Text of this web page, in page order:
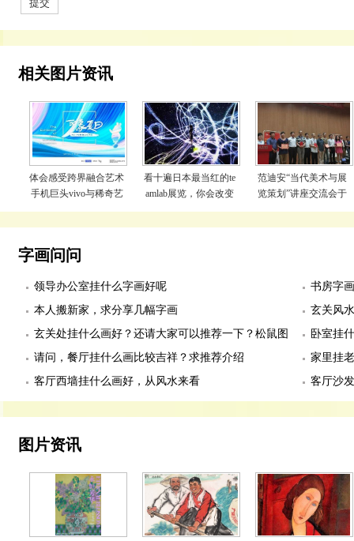
相关图片资讯
体会感受跨界融合艺术
手机巨头vivo与稀奇艺
看十遍日本最当红的te
amlab展览，你会改变
范迪安“当代美术与展
览策划”讲座交流会于
字画问问
领导办公室挂什么字画好呢
书房字
本人搬新家，求分享几幅字画
玄关风
玄关处挂什么画好？还请大家可以推荐一下？松鼠图
适合么？
卧室挂
幅
请问，餐厅挂什么画比较吉祥？求推荐介绍
家里挂
客厅西墙挂什么画好，从风水来看
客厅沙
图片资讯